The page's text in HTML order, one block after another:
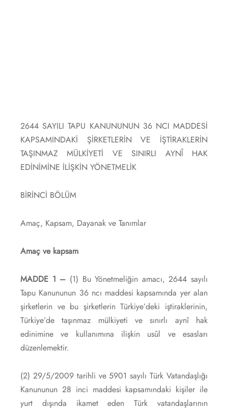
2644 SAYILI TAPU KANUNUNUN 36 NCI MADDESİ
KAPSAMINDAKİ ŞİRKETLERİN VE İŞTİRAKLERİN
TAŞINMAZ MÜLKİYETİ VE SINIRLI AYNÎ HAK
EDİNİMİNE İLİŞKİN YÖNETMELİK
BİRİNCİ BÖLÜM
Amaç, Kapsam, Dayanak ve Tanımlar
Amaç ve kapsam
MADDE 1 – (1) Bu Yönetmeliğin amacı, 2644 sayılı
Tapu Kanununun 36 ncı maddesi kapsamında yer alan
şirketlerin ve bu şirketlerin Türkiye’deki iştiraklerinin,
Türkiye’de taşınmaz mülkiyeti ve sınırlı aynî hak
edinimine ve kullanımına ilişkin usûl ve esasları
düzenlemektir.
(2) 29/5/2009 tarihli ve 5901 sayılı Türk Vatandaşlığı
Kanununun 28 inci maddesi kapsamındaki kişiler ile
yurt dışında ikamet eden Türk vatandaşlarının